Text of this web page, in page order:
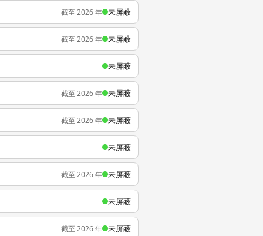
截至 2026 年 未屏蔽
截至 2026 年 未屏蔽
未屏蔽
截至 2026 年 未屏蔽
截至 2026 年 未屏蔽
未屏蔽
截至 2026 年 未屏蔽
未屏蔽
截至 2026 年 未屏蔽